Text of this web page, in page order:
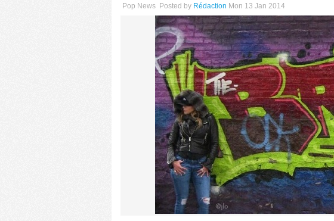
Pop News Posted by Rédaction Mon 13 Jan 2014